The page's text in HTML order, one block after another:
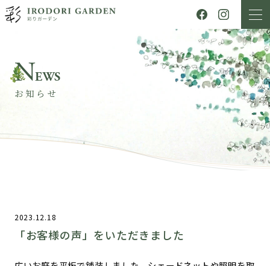
NEWS
お知らせ
2023.12.18
「お客様の声」をいただきました